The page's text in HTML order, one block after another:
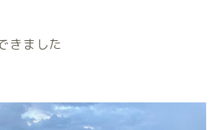
きました